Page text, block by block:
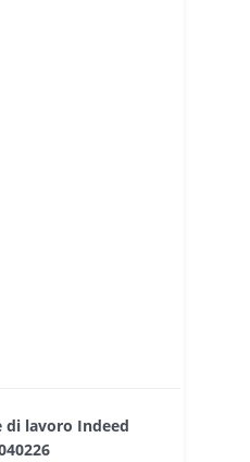
di lavoro Indeed